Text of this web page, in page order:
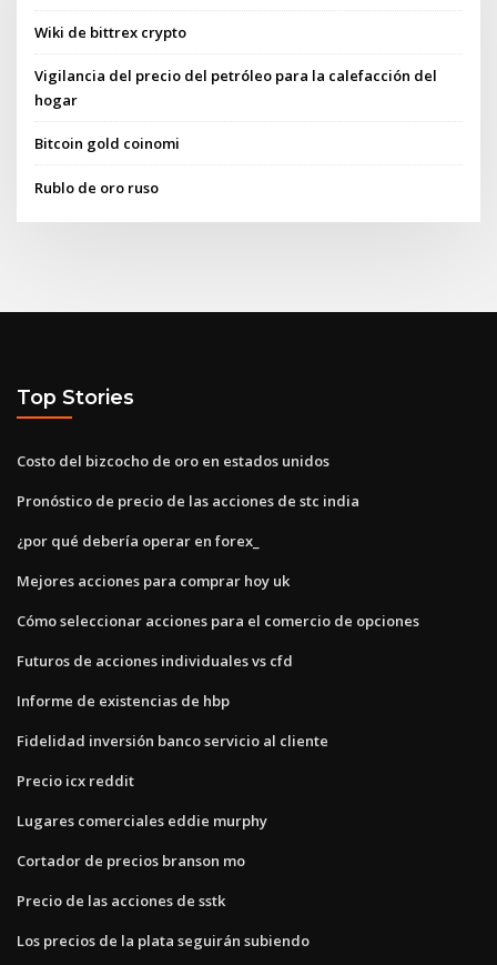
Wiki de bittrex crypto
Vigilancia del precio del petróleo para la calefacción del
hogar
Bitcoin gold coinomi
Rublo de oro ruso
Top Stories
Costo del bizcocho de oro en estados unidos
Pronóstico de precio de las acciones de stc india
¿por qué debería operar en forex_
Mejores acciones para comprar hoy uk
Cómo seleccionar acciones para el comercio de opciones
Futuros de acciones individuales vs cfd
Informe de existencias de hbp
Fidelidad inversión banco servicio al cliente
Precio icx reddit
Lugares comerciales eddie murphy
Cortador de precios branson mo
Precio de las acciones de sstk
Los precios de la plata seguirán subiendo